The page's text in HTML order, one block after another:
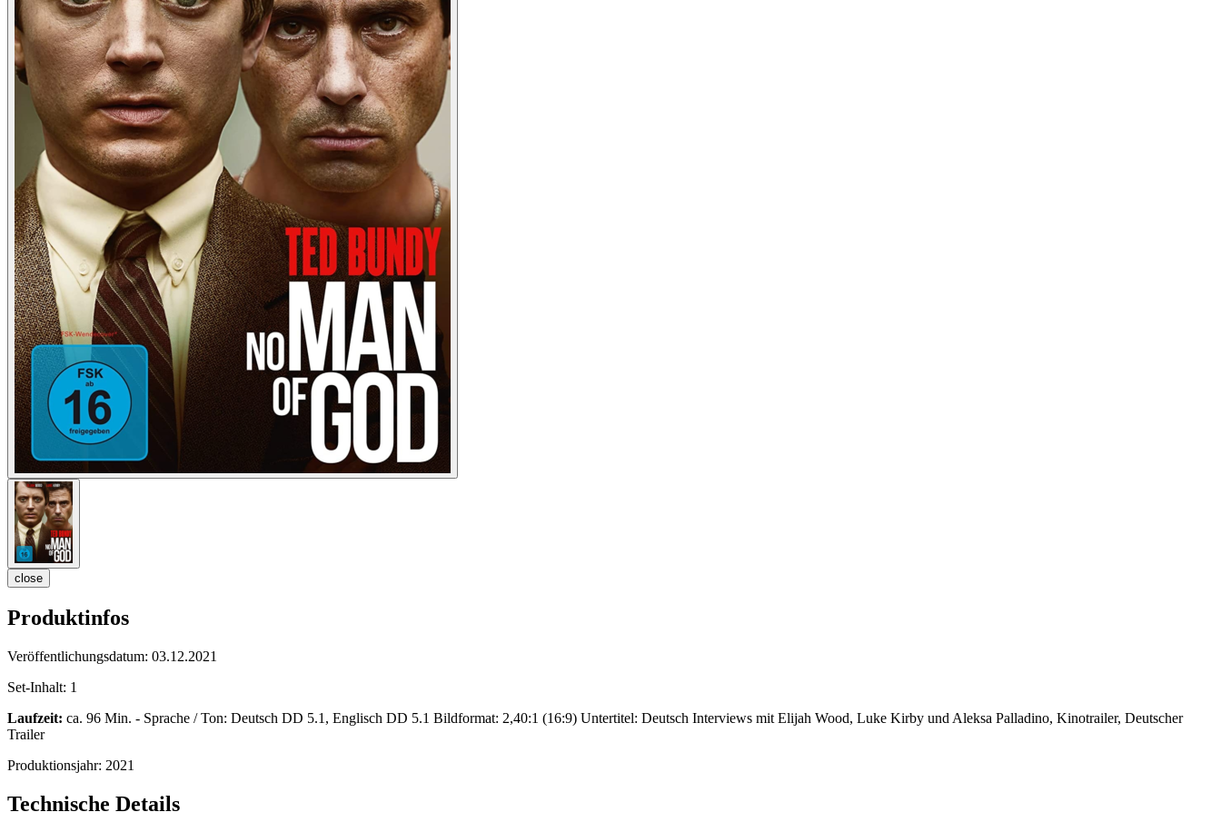
close
Produktinfos
Veröffentlichungsdatum: 03.12.2021
Set-Inhalt: 1
Laufzeit: ca. 96 Min. - Sprache / Ton: Deutsch DD 5.1, Englisch DD 5.1 Bildformat: 2,40:1 (16:9) Untertitel: Deutsch Interviews mit Elijah Wood, Luke Kirby und Aleksa Palladino, Kinotrailer, Deutscher
Trailer
Produktionsjahr: 2021
Technische Details